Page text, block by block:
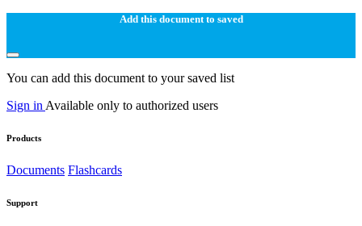
Add this document to saved
You can add this document to your saved list
Sign in Available only to authorized users
Products
Documents Flashcards
Support